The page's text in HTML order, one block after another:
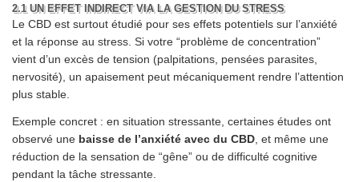
2.1 UN EFFET INDIRECT VIA LA GESTION DU STRESS
Le CBD est surtout étudié pour ses effets potentiels sur l’anxiété
et la réponse au stress. Si votre “problème de concentration”
vient d’un excès de tension (palpitations, pensées parasites,
nervosité), un apaisement peut mécaniquement rendre l’attention
plus stable.
Exemple concret : en situation stressante, certaines études ont
observé une baisse de l’anxiété avec du CBD, et même une
réduction de la sensation de “gêne” ou de difficulté cognitive
pendant la tâche stressante.